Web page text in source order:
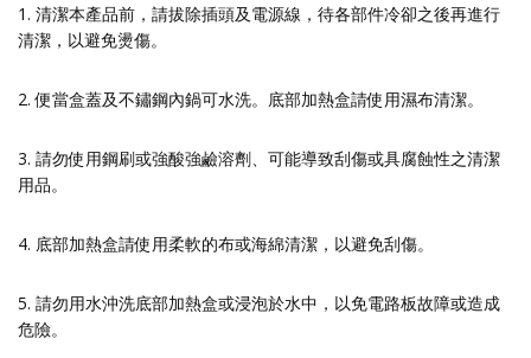
1. 清潔本產品前，請拔除插頭及電源線，待各部件冷卻之後再進行
清潔，以避免燙傷。
2. 便當盒蓋及不鏽鋼內鍋可水洗。底部加熱盒請使用濕布清潔。
3. 請勿使用鋼刷或強酸強鹼溶劑、可能導致刮傷或具腐蝕性之清潔
用品。
4. 底部加熱盒請使用柔軟的布或海綿清潔，以避免刮傷。
5. 請勿用水沖洗底部加熱盒或浸泡於水中，以免電路板故障或造成
危險。